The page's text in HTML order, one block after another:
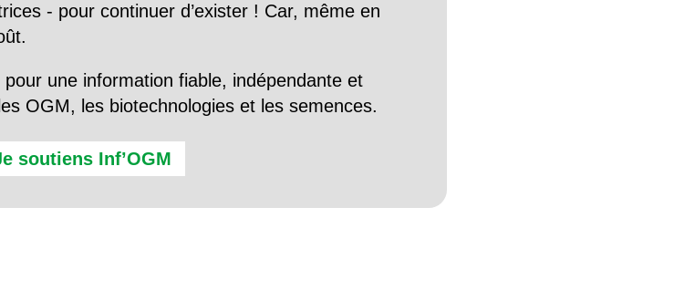
- pour continuer d’exister ! Car, même en
une information fiable, indépendante et
OGM, les biotechnologies et les semences.
soutiens Inf’OGM